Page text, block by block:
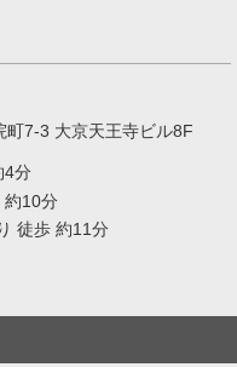
町7-3 大京天王寺ビル8F
4分
約10分
徒歩 約11分